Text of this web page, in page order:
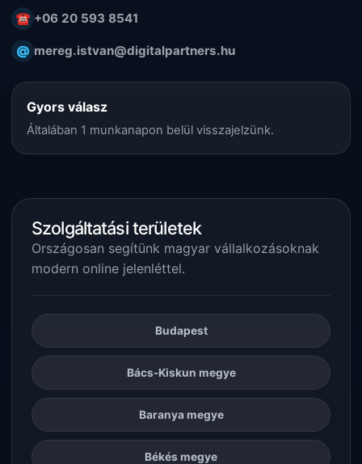
☎ +06 20 593 8541
@ mereg.istvan@digitalpartners.hu
Gyors válasz
Általában 1 munkanapon belül visszajelzünk.
Szolgáltatási területek
Országosan segítünk magyar vállalkozásoknak
modern online jelenléttel.
Budapest
Bács-Kiskun megye
Baranya megye
Békés megye